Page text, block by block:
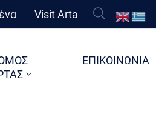
Visit Arta
ΕΠΙΚΟΙΝΩΝΙΑ